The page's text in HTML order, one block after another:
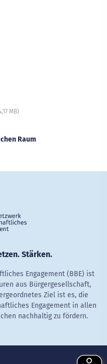
MB)
Raum
Stärken.
Engagement (BBE) ist
aus Bürgergesellschaft,
Ziel ist es, die
Engagement in allen
nachhaltig zu fördern.